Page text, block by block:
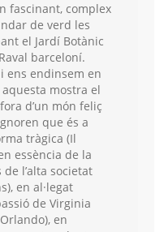
fascinant, complex
de verd les
el Jardí Botànic
barceloní.
ens endinsem en
mostra el
d’un món feliç
que és a
tràgica (Il
essència de la
l’alta societat
en al·legat
de Virginia
en